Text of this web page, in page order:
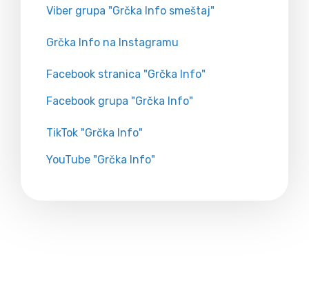
Viber grupa "Grčka Info smeštaj"
Grčka Info na Instagramu
Facebook stranica "Grčka Info"
Facebook grupa "Grčka Info"
TikTok "Grčka Info"
YouTube "Grčka Info"